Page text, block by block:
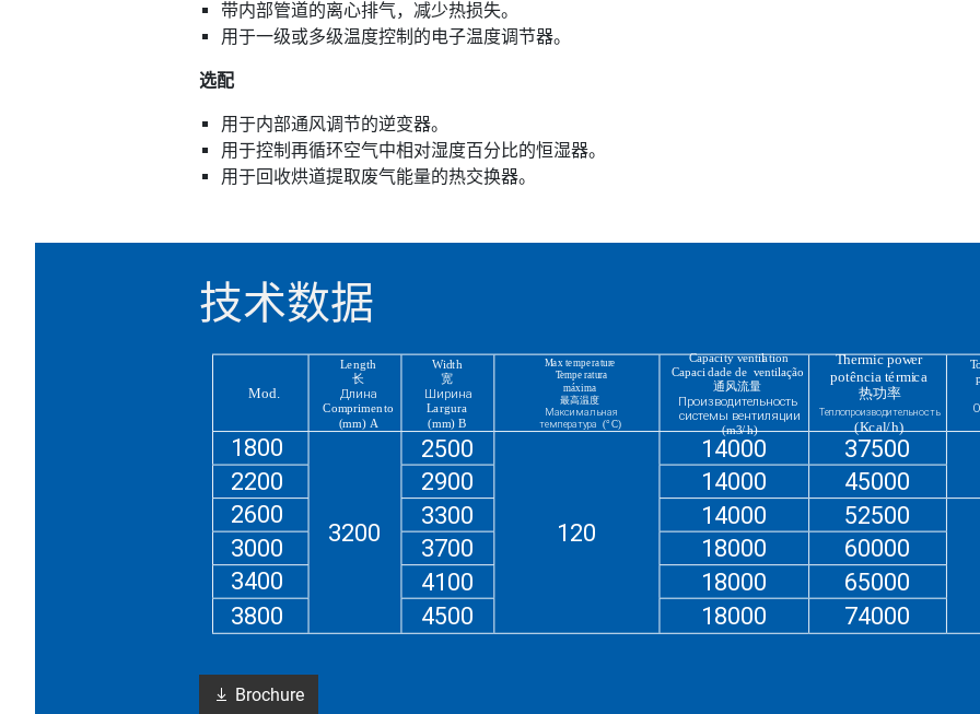
带内部管道的离心排气，减少热损失。
用于一级或多级温度控制的电子温度调节器。
选配
用于内部通风调节的逆变器。
用于控制再循环空气中相对湿度百分比的恒湿器。
用于回收烘道提取废气能量的热交换器。
技术数据
Brochure